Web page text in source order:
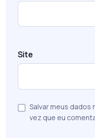
Site
Salvar meus dados
vez que eu